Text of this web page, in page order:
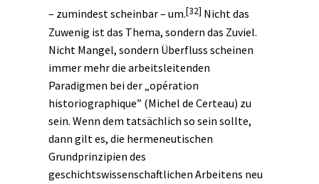
– zumindest scheinbar – um.[32] Nicht das
Zuwenig ist das Thema, sondern das Zuviel.
Nicht Mangel, sondern Überfluss scheinen
immer mehr die arbeitsleitenden
Paradigmen bei der „opération
historiographique” (Michel de Certeau) zu
sein. Wenn dem tatsächlich so sein sollte,
dann gilt es, die hermeneutischen
Grundprinzipien des
geschichtswissenschaftlichen Arbeitens neu